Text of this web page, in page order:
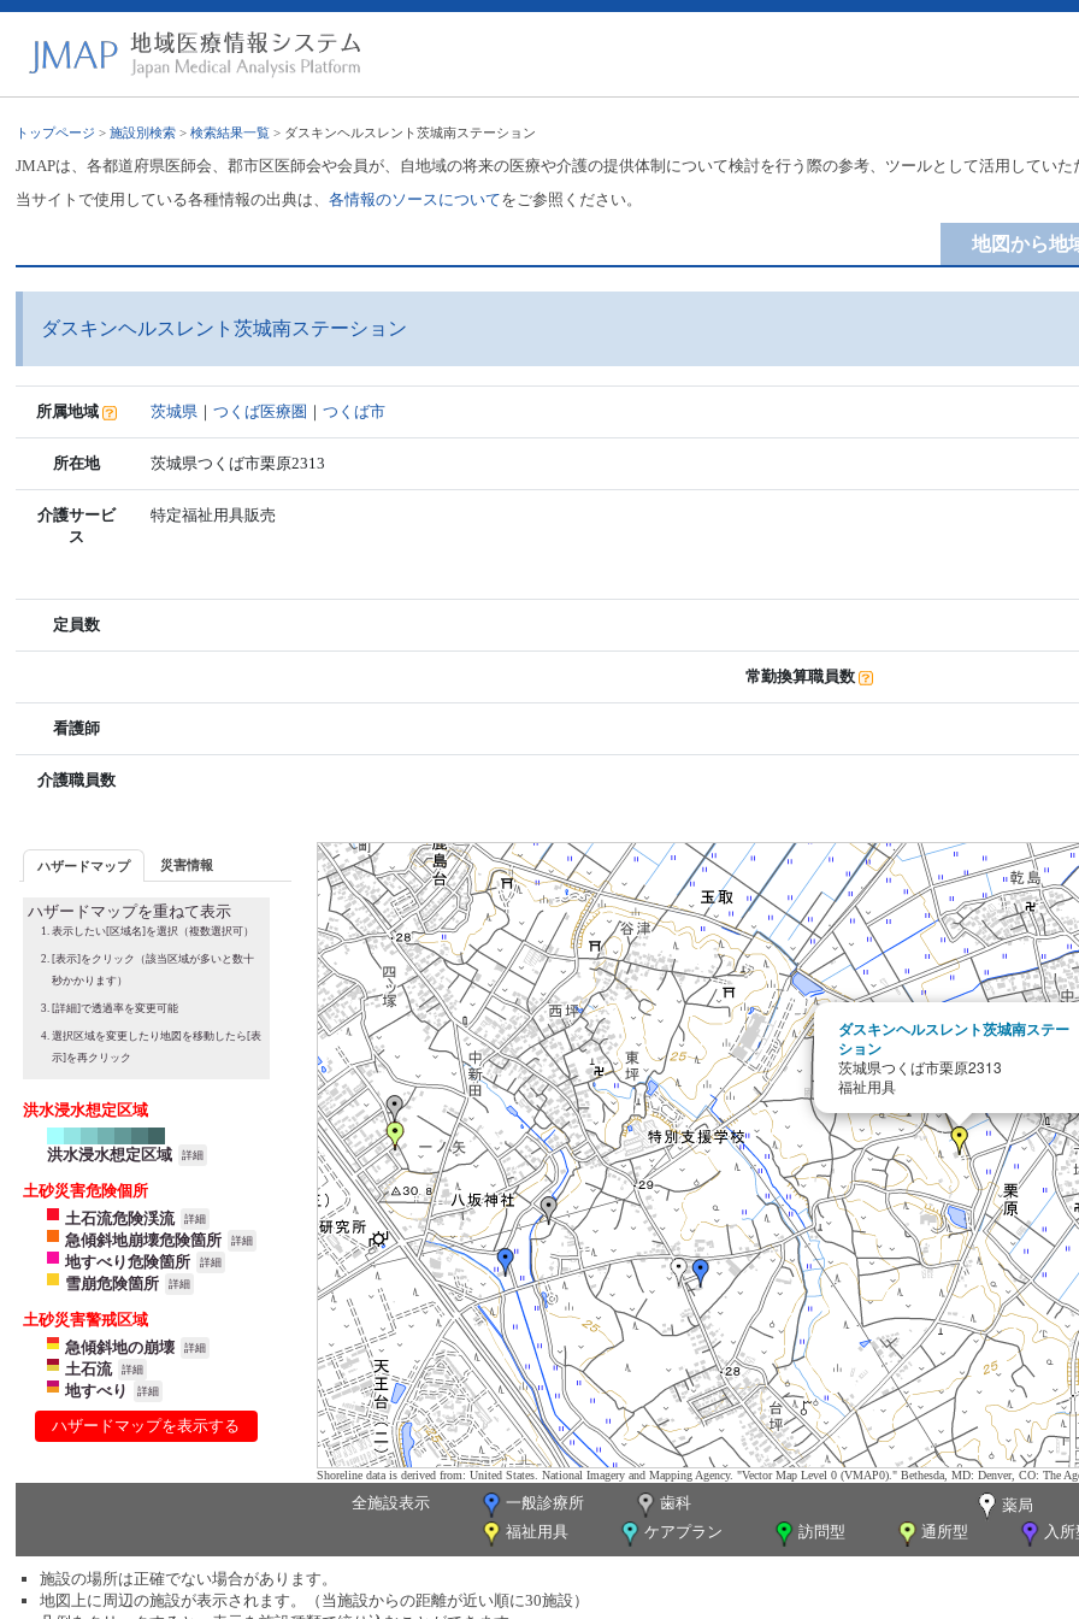
トップページ >施設別検索 >検索結果一覧 > ダスキンヘルスレント茨城南ステーション
JMAPは、各都道府県医師会、郡市区医師会や会員が、自地域の将来の医療や介護の提供体制について検討を行う際の参考、ツールとして活用してい
当サイトで使用している各種情報の出典は、各情報のソースについてをご参照ください。
地図から地
ダスキンヘルスレント茨城南ステーション
所属地域 茨城県 ｜つくば医療圏 ｜つくば市
所在地 茨城県つくば市栗原2313
介護サービ
ス
特定福祉用具販売
定員数
常勤換算職員数
看護師
介護職員数
ハザードマップ 災害情報
ハザードマップを重ねて表示
表示したい[区域名]を選択（複数選択可）
[表示]をクリック（該当区域が多いと数十
秒かかります）
[詳細]で透過率を変更可能
選択区域を変更したり地図を移動したら[表
示]を再クリック
洪水浸水想定区域
洪水浸水想定区域 詳細
土砂災害危険個所
土石流危険渓流
詳細
急傾斜地崩壊危険箇所 詳細
地すべり危険箇所 詳細
雪崩危険箇所 詳細
土砂災害警戒区域
急傾斜地の崩壊
詳細
土石流 詳細
地すべり 詳細
ハザードマップを表示する
ダスキンヘルスレント茨城南ステー
ション
茨城県つくば市栗原2313
福祉用具
Shoreline data is derived from: United States. National Imagery and Mapping Agency. "Vector Map Level 0 (VMAP0)." Bethesda, MD: Denver, CO: The
全施設表示 一般診療所 歯科
薬局
福祉用具
ケアプラン 訪問型 通所型 入所
施設の場所は正確でない場合があります。
地図上に周辺の施設が表示されます。（当施設からの距離が近い順に30施設）